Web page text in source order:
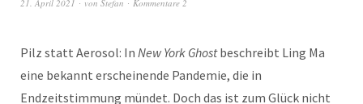
21. April 2021 von Stefan Kommentare 2
Pilz statt Aerosol: In New York Ghostbeschreibt Ling Ma
eine bekannt erscheinende Pandemie, die in
Endzeitstimmung mündet. Doch das ist zum Glück nicht